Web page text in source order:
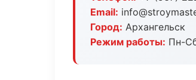
Email:
Город: Архангельск
Режим работы: Пн-